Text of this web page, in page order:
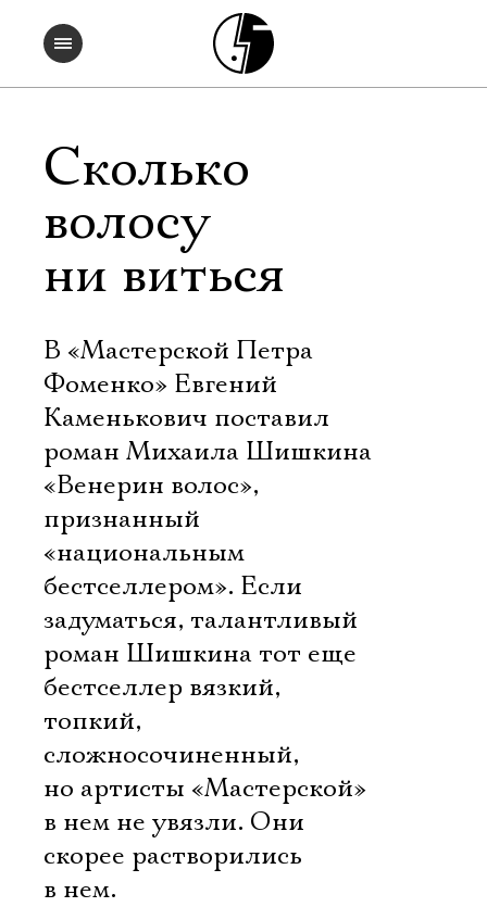
Сколько
волосу
ни виться
В «Мастерской Петра
Фоменко» Евгений
Каменькович поставил
роман Михаила Шишкина
«Венерин волос»,
признанный
«национальным
бестселлером». Если
задуматься, талантливый
роман Шишкина тот еще
бестселлер вязкий,
топкий,
сложносочиненный,
но артисты «Мастерской»
в нем не увязли. Они
скорее растворились
в нем.